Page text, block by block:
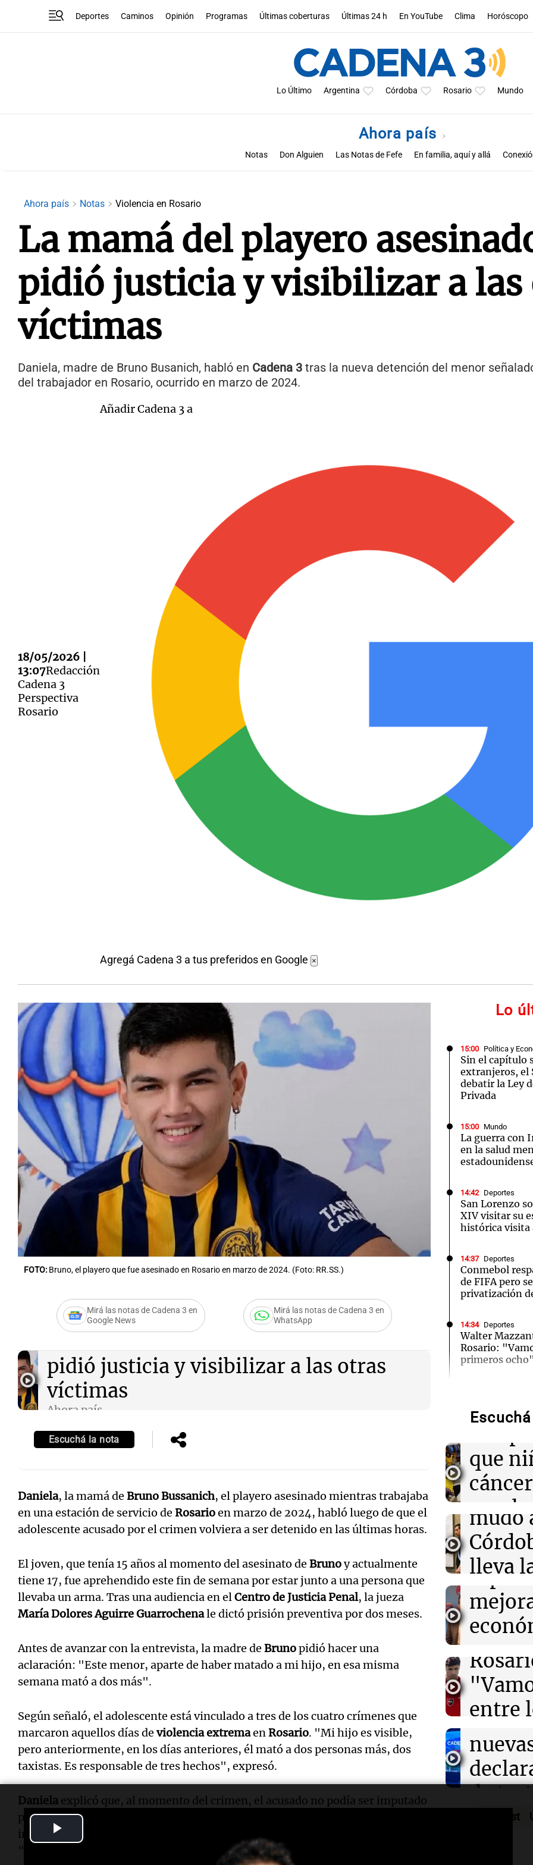
Deportes Caminos Opinión Programas Últimas coberturas Últimas 24 h En YouTube Clima Horóscopo
Lo Último Argentina Córdoba Rosario Mundo
Ahora país
Notas Don Alguien Las Notas de Fefe En familia, aquí y allá
Ahora país Notas Violencia en Rosario
La mamá del playero
pidió justicia y visibilizar a las
víctimas
Daniela, madre de Bruno Busanich, habló en Cadena 3 tras la nueva detención del menor
del trabajador en Rosario, ocurrido en marzo de 2024.
18/05/2026 |
13:07Redacción
Cadena 3
Perspectiva
Rosario
Añadir Cadena 3 a
Agregá Cadena 3 a tus preferidos en Google ×
FOTO: Bruno, el playero que fue asesinado en Rosario en marzo de 2024. (Foto: RR.SS.)
Mirá las notas de Cadena 3 en
Google News
Mirá las notas de Cadena 3 en
WhatsApp
pidió justicia y visibilizar a las otras
víctimas
Ahora país
Escuchá la nota
Daniela, la mamá de Bruno Bussanich, el playero asesinado mientras trabajaba
en una estación de servicio de Rosarioen marzo de 2024, habló luego de que el
adolescente acusado por el crimen volviera a ser detenido en las últimas horas.
El joven, que tenía 15 años al momento del asesinato de Brunoy actualmente
tiene 17, fue aprehendido este fin de semana por estar junto a una persona que
llevaba un arma. Tras una audiencia en elCentro de Justicia Penal, la jueza
María Dolores Aguirre Guarrochenale dictó prisión preventiva por dos meses.
Antes de avanzar con la entrevista, la madre de Brunopidió hacer una
aclaración: "Este menor, aparte de haber matado a mi hijo, en esa misma
semana mató a dos más".
Según señaló, el adolescente está vinculado a tres de los cuatro crímenes que
marcaron aquellos días de violencia extremaenRosario. "Mi hijo es visible,
pero anteriormente, en los días anteriores, él mató a dos personas más, dos
taxistas. Es responsable de tres hechos", expresó.
Daniela explicó que, al momento del crimen, el acusado no podía ser imputado
por su edad. "Era un menor no imputable, tenía 15 años en ese momento",
indicó. Sin embargo, remarcó que ahora la situación judicial es distinta:
"Después de los 16 es punible. Tiene 17. No sé qué pasará porque todavía no
Lo
15:00 Política y
Sin el capítulo
extranjeros, el
debatir la Ley
Privada
15:00 Mundo
La guerra con
en la salud
14:42 Deportes
San Lorenzo
XIV visitar su
histórica visita
14:37 Deportes
Conmebol
de FIFA pero
privatización
14:34 Deportes
Walter
Rosario:
primeros ocho"
a pesar de la
masivas por
14:28 Política y
El 80% de los
una mejora
modera sus
14:26 La Argentina
Ganó una beca
se mudó a
bandera de la
Mundo
Brasil y BID
1.000 millones
crimen
que
día
La
Episodios
Audio.
una
mudó
lleva
La
Audio.
de los
espera
pero
sus
Ahora país
Audio.
entre
ocho"
Deportes
Episodios
el
Oscar
de
sobre
Audio.
viento
Audio.
Podcast
Mundial 2026 La Sole en Cadena 3